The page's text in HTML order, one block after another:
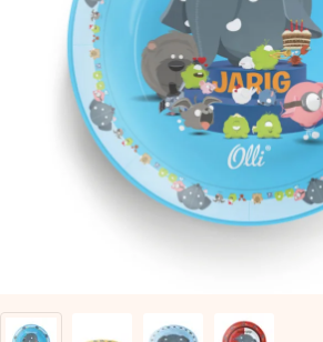
+49 39292 929695
Montag - Freitag : 8:30 - 17:00 Uhr
Samstag - Sonntag : 8:30 - 13:00 Uhr